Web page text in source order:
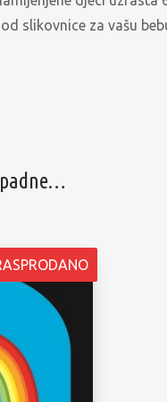
slikovnice za vašu